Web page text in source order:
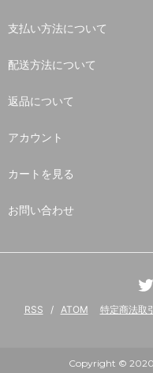
支払い方法について
配送方法について
返品について
アカウント
カートを見る
お問い合わせ
RSS / ATOM 特定商法取
Copyright © 2020